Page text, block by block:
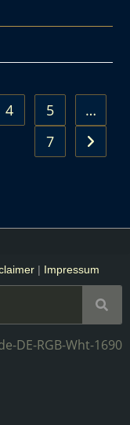
4 5
…
7
| Impressum